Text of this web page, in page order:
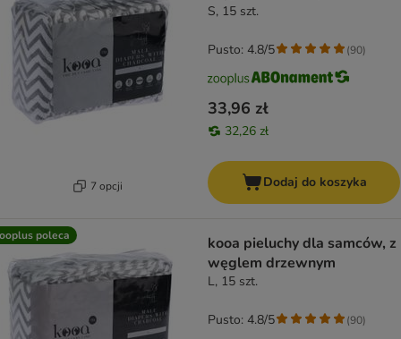
7 opcji
S, 15 szt.
33,96 zł
32,26 zł
Pusto: 4.8/5 (90)
Dodaj do koszyka
poleca
kooa pieluchy dla samców, z
węglem drzewnym
L, 15 szt.
Pusto: 4.8/5 (90)